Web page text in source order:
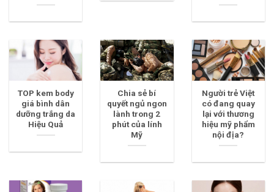
TOP kem body
giá bình dân
dưỡng trắng da
Hiệu Quả
Chia sẻ bí
quyết ngủ ngon
lành trong 2
phút của lính
Mỹ
Người trẻ Việt
có đang quay
lại với thương
hiệu mỹ phẩm
nội địa?